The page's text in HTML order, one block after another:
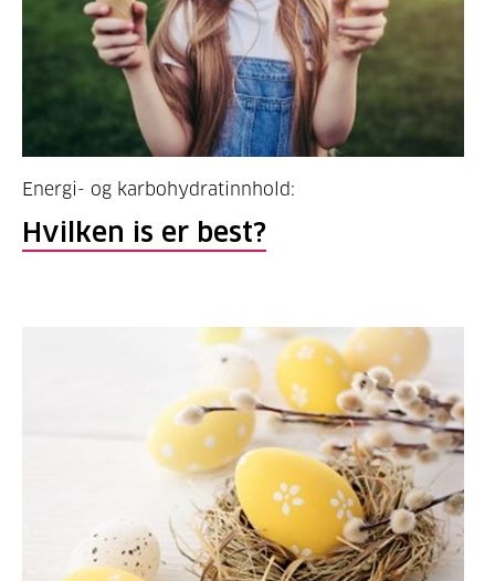
Energi- og karbohydratinnhold:
Hvilken is er best?